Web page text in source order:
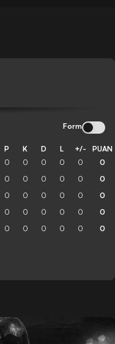
Form
P K D L +/- PUAN
0 0 0 0 0 0
0 0 0 0 0 0
0 0 0 0 0 0
0 0 0 0 0 0
0 0 0 0 0 0